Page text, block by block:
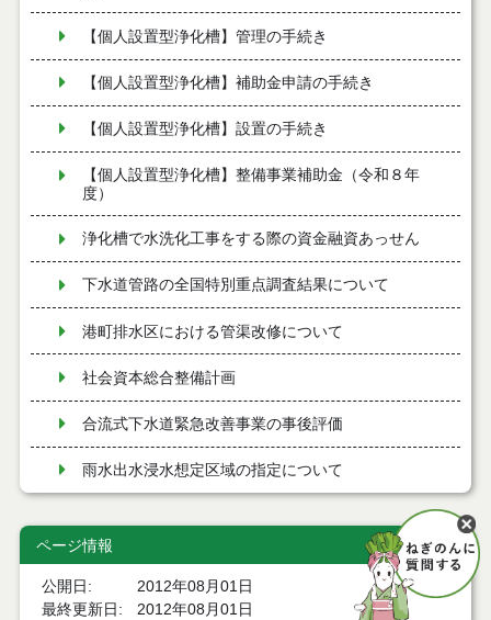
【個人設置型浄化槽】管理の手続き
【個人設置型浄化槽】補助金申請の手続き
【個人設置型浄化槽】設置の手続き
【個人設置型浄化槽】整備事業補助金（令和８年
度）
浄化槽で水洗化工事をする際の資金融資あっせん
下水道管路の全国特別重点調査結果について
港町排水区における管渠改修について
社会資本総合整備計画
合流式下水道緊急改善事業の事後評価
雨水出水浸水想定区域の指定について
ページ情報
公開日
2012年08月01日
最終更新日
2012年08月01日